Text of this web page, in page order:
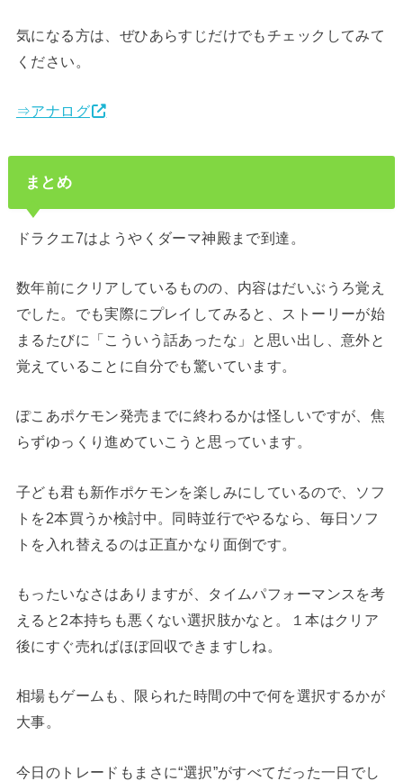
気になる方は、ぜひあらすじだけでもチェックしてみて
ください。
⇒アナログ
まとめ
ドラクエ7はようやくダーマ神殿まで到達。
数年前にクリアしているものの、内容はだいぶうろ覚え
でした。でも実際にプレイしてみると、ストーリーが始
まるたびに「こういう話あったな」と思い出し、意外と
覚えていることに自分でも驚いています。
ぽこあポケモン発売までに終わるかは怪しいですが、焦
らずゆっくり進めていこうと思っています。
子ども君も新作ポケモンを楽しみにしているので、ソフ
トを2本買うか検討中。同時並行でやるなら、毎日ソフ
トを入れ替えるのは正直かなり面倒です。
もったいなさはありますが、タイムパフォーマンスを考
えると2本持ちも悪くない選択肢かなと。１本はクリア
後にすぐ売ればほぼ回収できますしね。
相場もゲームも、限られた時間の中で何を選択するかが
大事。
今日のトレードもまさに“選択”がすべてだった一日でし